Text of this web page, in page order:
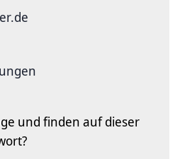
und finden auf dieser